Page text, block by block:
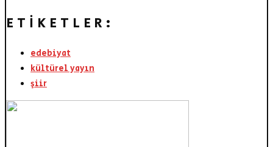
ETIKETLER:
edebiyat
kültürel yayın
şiir